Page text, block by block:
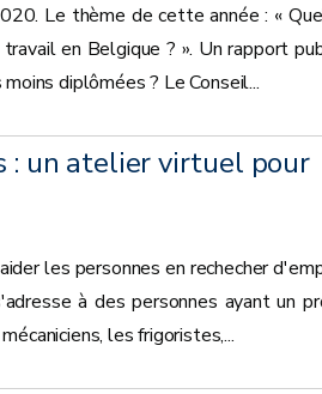
Le thème de cette année : «
en Belgique ? ». Un rapport
diplômées ? Le Conseil...
: un atelier virtuel pour
les personnes en rechecher
à des personnes ayant un
les frigoristes,...